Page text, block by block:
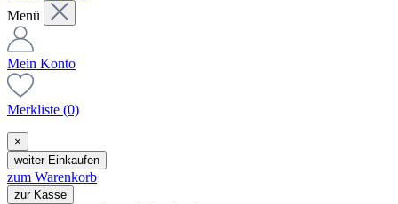
Menü
Mein Konto
Merkliste (0)
×
weiter Einkaufen
zum Warenkorb
zur Kasse